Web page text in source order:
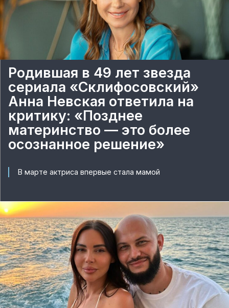
Родившая в 49 лет звезда
сериала «Склифосовский»
Анна Невская ответила на
критику: «Позднее
материнство — это более
осознанное решение»
В марте актриса впервые стала мамой